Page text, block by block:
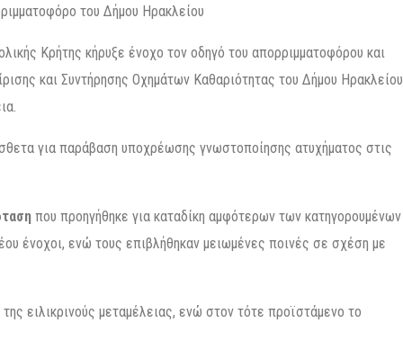
του Δήμου Ηρακλείου
Κρήτης κήρυξε ένοχο τον οδηγό του απορριμματοφόρου και
και Συντήρησης Οχημάτων Καθαριότητας του Δήμου Ηρακλείου
για παράβαση υποχρέωσης γνωστοποίησης ατυχήματος στις
που προηγήθηκε για καταδίκη αμφότερων των κατηγορουμένων
ένοχοι, ενώ τους επιβλήθηκαν μειωμένες ποινές σε σχέση με
ειλικρινούς μεταμέλειας, ενώ στον τότε προϊστάμενο το